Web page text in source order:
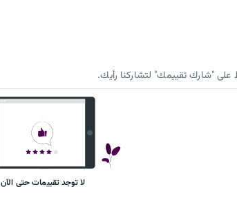
"شارك تقييمك" لتشاركنا رأيك.
لا توجد تقييمات حتى الآن